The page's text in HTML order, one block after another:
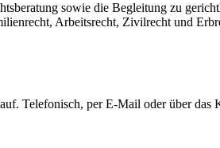
sowie die Begleitung zu
Arbeitsrecht, Zivilrecht und
Telefonisch, per E-Mail oder über